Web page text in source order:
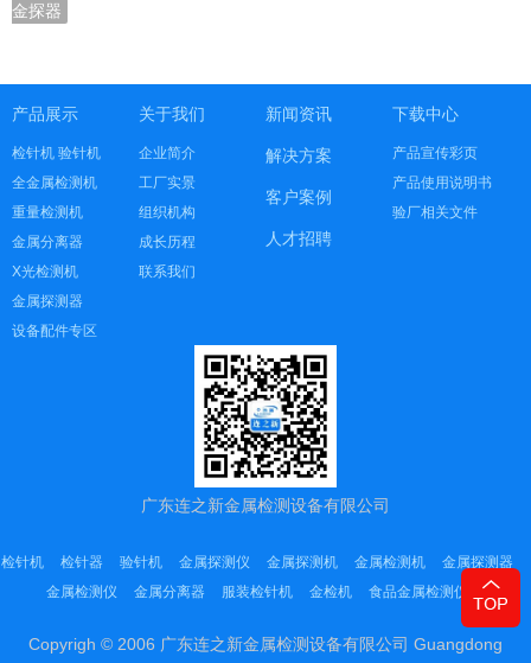
金探器
产品展示
检针机 验针机
全金属检测机
重量检测机
金属分离器
X光检测机
金属探测器
设备配件专区
关于我们
企业简介
工厂实景
组织机构
成长历程
联系我们
新闻资讯
解决方案
客户案例
人才招聘
下载中心
产品宣传彩页
产品使用说明书
验厂相关文件
广东连之新金属检测设备有限公司
检针机 检针器 验针机 金属探测仪 金属探测机 金属检测机
金属探测器
金属检测仪
金属分离器 服装检针机 金检机 食品金属检测仪
Copyrigh © 2006 广东连之新金属检测设备有限公司 Guangdong